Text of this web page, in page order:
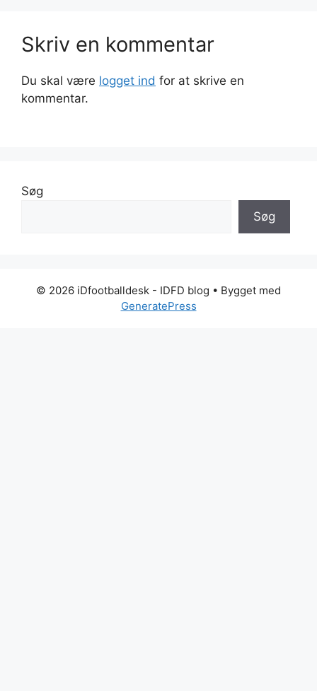
Skriv en kommentar
Du skal være logget ind for at skrive en
kommentar.
Søg
Søg
© 2026 iDfootballdesk - IDFD blog • Bygget med
GeneratePress